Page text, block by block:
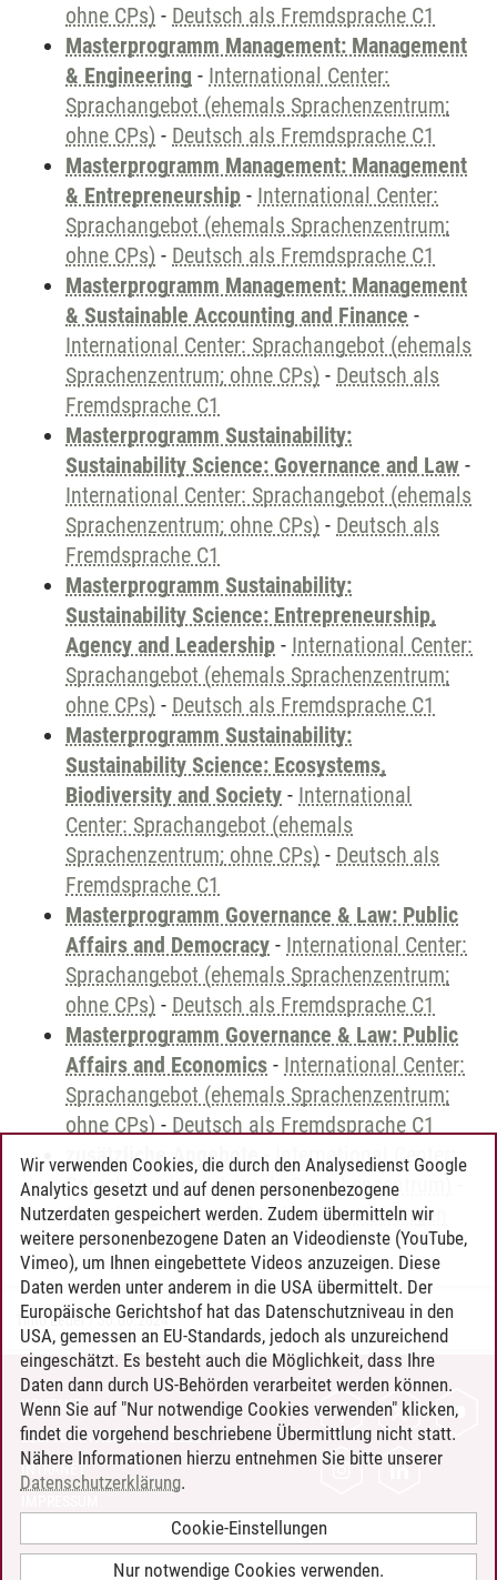
ohne CPs) - Deutsch als Fremdsprache C1
Masterprogramm Management: Management
& Engineering - International Center:
Sprachangebot (ehemals Sprachenzentrum;
ohne CPs) - Deutsch als Fremdsprache C1
Masterprogramm Management: Management
& Entrepreneurship - International Center:
Sprachangebot (ehemals Sprachenzentrum;
ohne CPs) - Deutsch als Fremdsprache C1
Masterprogramm Management: Management
& Sustainable Accounting and Finance -
International Center: Sprachangebot (ehemals
Sprachenzentrum; ohne CPs) - Deutsch als
Fremdsprache C1
Masterprogramm Sustainability:
Sustainability Science: Governance and Law -
International Center: Sprachangebot (ehemals
Sprachenzentrum; ohne CPs) - Deutsch als
Fremdsprache C1
Masterprogramm Sustainability:
Sustainability Science: Entrepreneurship,
Agency and Leadership - International Center:
Sprachangebot (ehemals Sprachenzentrum;
ohne CPs) - Deutsch als Fremdsprache C1
Masterprogramm Sustainability:
Sustainability Science: Ecosystems,
Biodiversity and Society - International
Center: Sprachangebot (ehemals
Sprachenzentrum; ohne CPs) - Deutsch als
Fremdsprache C1
Masterprogramm Governance & Law: Public
Affairs and Democracy - International Center:
Sprachangebot (ehemals Sprachenzentrum;
ohne CPs) - Deutsch als Fremdsprache C1
Masterprogramm Governance & Law: Public
Affairs and Economics - International Center:
Sprachangebot (ehemals Sprachenzentrum;
ohne CPs) - Deutsch als Fremdsprache C1
zusätzliche Angebote- International Center:
Sprachangebot (ehemals Sprachenzentrum)
Sprachangebot und Sonderveranstaltungen
Timo Leder/30.06.2024
KONTAKT
LEUPHANA ALS ARBEITGEBER
INTRANET
BARRIEREFREIHEIT
Wir verwenden Cookies, die durch den Analysedienst Google
Analytics gesetzt und auf denen personenbezogene
Nutzerdaten gespeichert werden. Zudem übermitteln wir
weitere personenbezogene Daten an Videodienste (YouTube,
Vimeo), um Ihnen eingebettete Videos anzuzeigen. Diese
Daten werden unter anderem in die USA übermittelt. Der
Europäische Gerichtshof hat das Datenschutzniveau in den
USA, gemessen an EU-Standards, jedoch als unzureichend
eingeschätzt. Es besteht auch die Möglichkeit, dass Ihre
Daten dann durch US-Behörden verarbeitet werden können.
Wenn Sie auf "Nur notwendige Cookies verwenden" klicken,
findet die vorgehend beschriebene Übermittlung nicht statt.
Nähere Informationen hierzu entnehmen Sie bitte unserer
Datenschutzerklärung.
Cookie-Einstellungen
Nur notwendige Cookies verwenden.